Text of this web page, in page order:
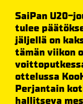
SaiPan U20-
tulee
jäljellä on
tämän viikon
ottelussa
Perjantain
hallitseva